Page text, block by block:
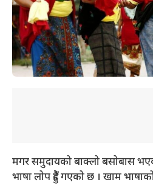
मगर समुदायको बाक्लो बसोबास
भाषा लोप हुँदै गएको छ । खाम